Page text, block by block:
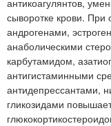
сыворотке крови.
андрогенами,
анаболическими
карбутамидом,
антигистаминными
антидепрессантами,
гликозидами